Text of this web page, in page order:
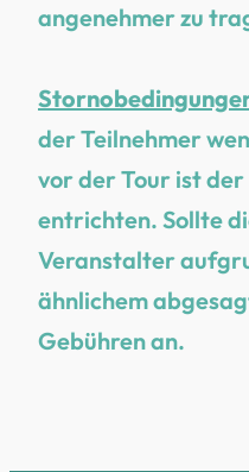
angenehmer zu
der Teilnehmer
vor der Tour ist
entrichten. Sollte
Veranstalter
ähnlichem
Gebühren an.